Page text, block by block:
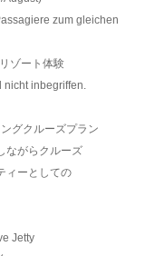
zum gleichen
ゾート体験
inbegriffen.
グクルーズプラン
ながらクルーズ
ィーとしての
Jetty